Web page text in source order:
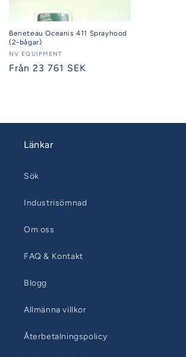
Beneteau Oceanis 411 Sprayhood
(2-bågar)
Säljare:
NV EQUIPMENT
Ordinarie
Från 23 761 SEK
Länkar
Sök
Industrisömnad
Om oss
FAQ & Kontakt
Blogg
Allmänna villkor
Återbetalningspolicy